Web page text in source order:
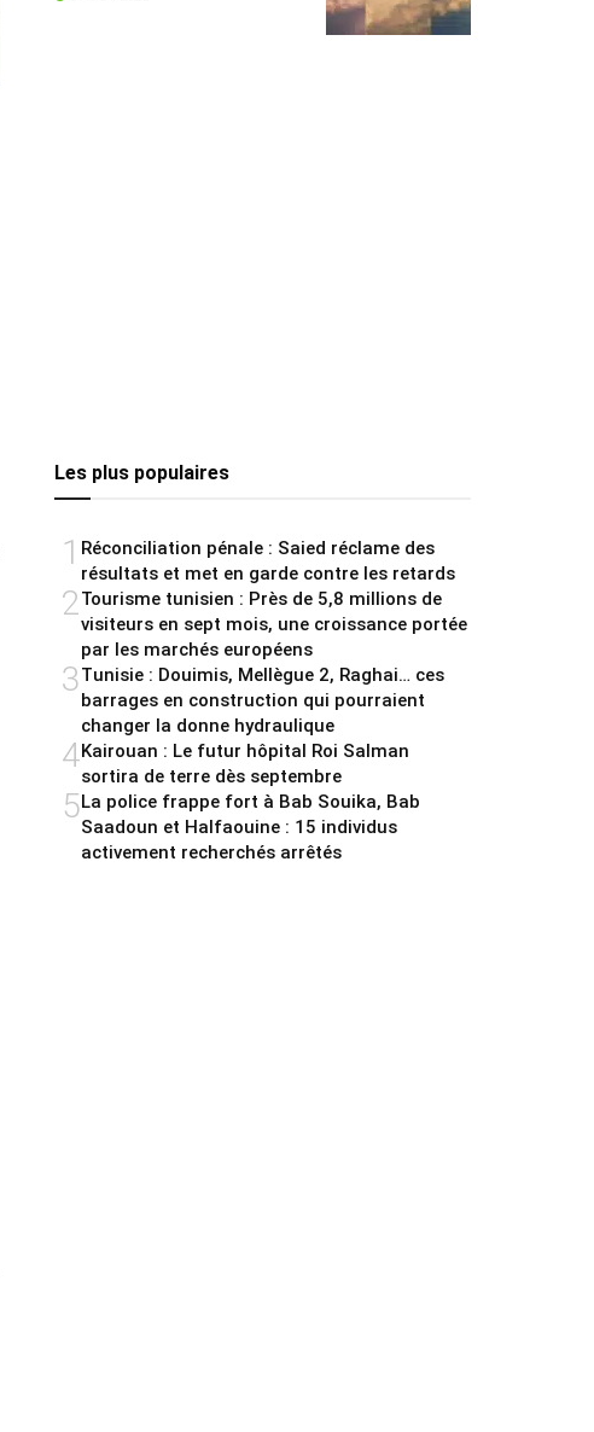
Les plus populaires
1 Réconciliation pénale : Saied réclame des
résultats et met en garde contre les retards
2Tourisme tunisien : Près de 5,8 millions de
visiteurs en sept mois, une croissance portée
par les marchés européens
3Tunisie : Douimis, Mellègue 2, Raghai… ces
barrages en construction qui pourraient
changer la donne hydraulique
4Kairouan : Le futur hôpital Roi Salman
sortira de terre dès septembre
5La police frappe fort à Bab Souika, Bab
Saadoun et Halfaouine : 15 individus
activement recherchés arrêtés